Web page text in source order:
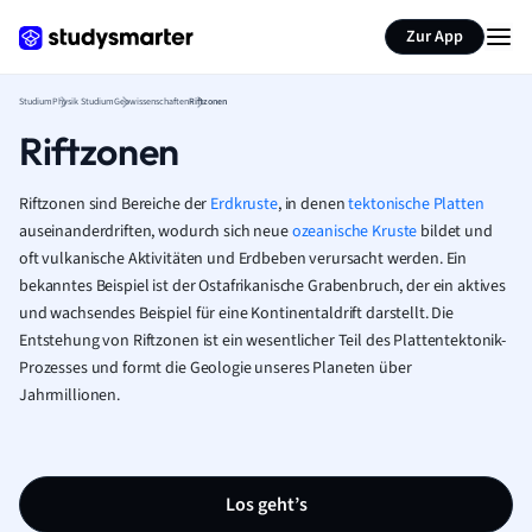
Zur App
StudiumPhysik StudiumGeowissenschaftenRiftzonen
Riftzonen
Riftzonen sind Bereiche der Erdkruste, in denentektonische Platten
auseinanderdriften, wodurch sich neueozeanische Kruste bildet und
oft vulkanische Aktivitäten und Erdbeben verursacht werden. Ein
bekanntes Beispiel ist der Ostafrikanische Grabenbruch, der ein aktives
und wachsendes Beispiel für eine Kontinentaldrift darstellt. Die
Entstehung von Riftzonen ist ein wesentlicher Teil des Plattentektonik-
Prozesses und formt die Geologie unseres Planeten über
Jahrmillionen.
Los geht’s